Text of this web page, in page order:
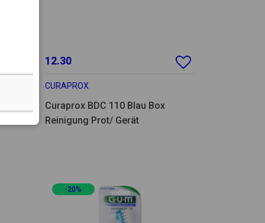
12.30
CURAPROX
Curaprox BDC 110 Blau Box
Reinigung Prot/ Gerät
-20%